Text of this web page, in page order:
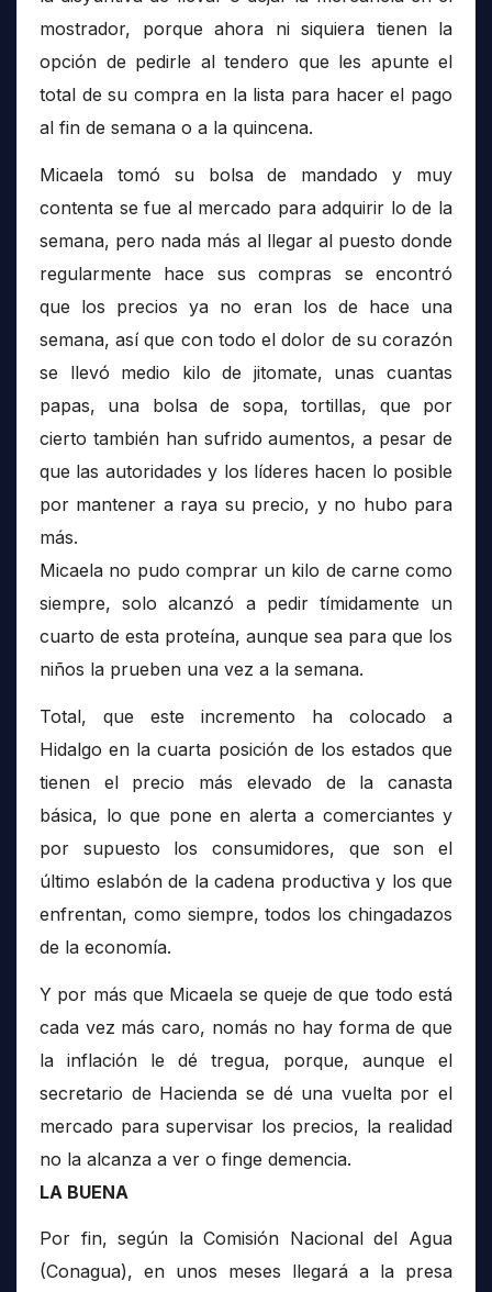
mostrador, porque ahora ni siquiera tienen la
opción de pedirle al tendero que les apunte el
total de su compra en la lista para hacer el pago
al fin de semana o a la quincena.
Micaela tomó su bolsa de mandado y muy
contenta se fue al mercado para adquirir lo de la
semana, pero nada más al llegar al puesto donde
regularmente hace sus compras se encontró
que los precios ya no eran los de hace una
semana, así que con todo el dolor de su corazón
se llevó medio kilo de jitomate, unas cuantas
papas, una bolsa de sopa, tortillas, que por
cierto también han sufrido aumentos, a pesar de
que las autoridades y los líderes hacen lo posible
por mantener a raya su precio, y no hubo para
más.
Micaela no pudo comprar un kilo de carne como
siempre, solo alcanzó a pedir tímidamente un
cuarto de esta proteína, aunque sea para que los
niños la prueben una vez a la semana.
Total, que este incremento ha colocado a
Hidalgo en la cuarta posición de los estados que
tienen el precio más elevado de la canasta
básica, lo que pone en alerta a comerciantes y
por supuesto los consumidores, que son el
último eslabón de la cadena productiva y los que
enfrentan, como siempre, todos los chingadazos
de la economía.
Y por más que Micaela se queje de que todo está
cada vez más caro, nomás no hay forma de que
la inflación le dé tregua, porque, aunque el
secretario de Hacienda se dé una vuelta por el
mercado para supervisar los precios, la realidad
no la alcanza a ver o finge demencia.
LA BUENA
Por fin, según la Comisión Nacional del Agua
(Conagua), en unos meses llegará a la presa